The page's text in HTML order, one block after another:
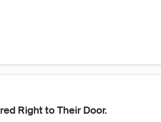
Right to Their Door.